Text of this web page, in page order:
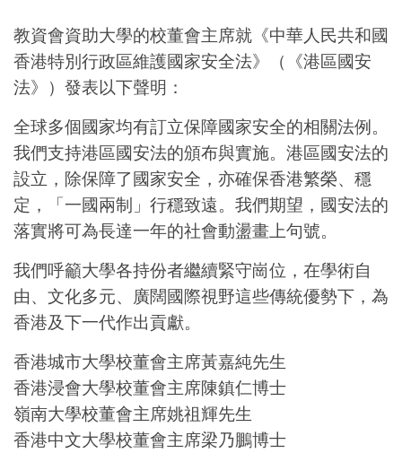
教資會資助大學的校董會主席就《中華人民共和國
香港特別行政區維護國家安全法》（《港區國安
法》）發表以下聲明：
全球多個國家均有訂立保障國家安全的相關法例。
我們支持港區國安法的頒布與實施。港區國安法的
設立，除保障了國家安全，亦確保香港繁榮、穩
定，「一國兩制」行穩致遠。我們期望，國安法的
落實將可為長達一年的社會動盪畫上句號。
我們呼籲大學各持份者繼續緊守崗位，在學術自
由、文化多元、廣闊國際視野這些傳統優勢下，為
香港及下一代作出貢獻。
香港城市大學校董會主席黃嘉純先生
香港浸會大學校董會主席陳鎮仁博士
嶺南大學校董會主席姚祖輝先生
香港中文大學校董會主席梁乃鵬博士